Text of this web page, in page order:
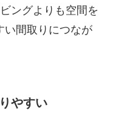
ングよりも空間を
い間取りにつなが
やすい